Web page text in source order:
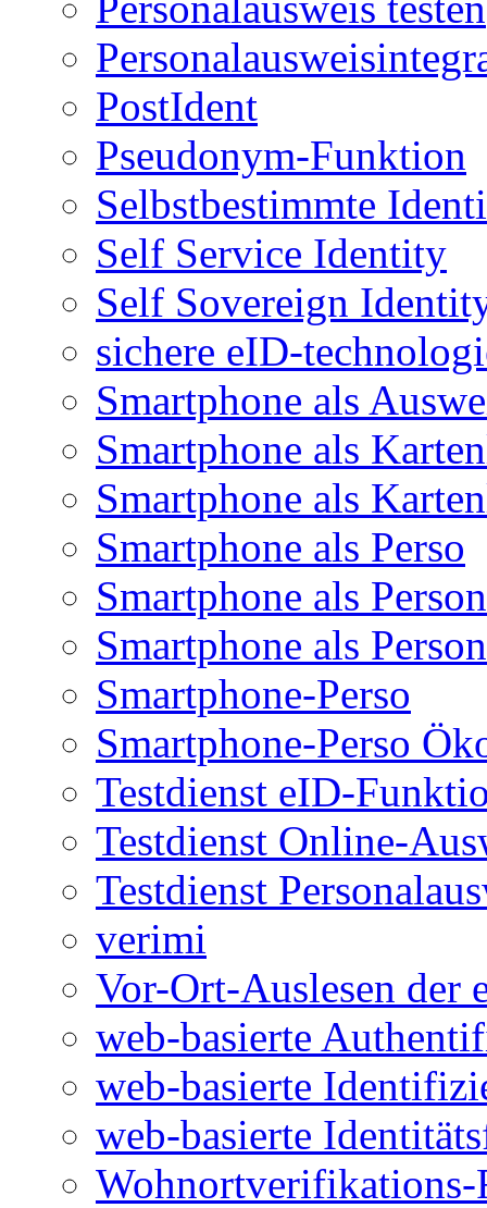
PostIdent
Pseudonym-Funktion
Selbstbestimmte
Self Service Identity
Self Sovereign
sichere eID-
Smartphone als
Smartphone als
Smartphone als
Smartphone als Perso
Smartphone als
Smartphone als
Smartphone-Perso
Smartphone-Perso
Testdienst eID-
Testdienst Online-
Testdienst
verimi
Vor-Ort-Auslesen der
web-basierte
web-basierte
web-basierte